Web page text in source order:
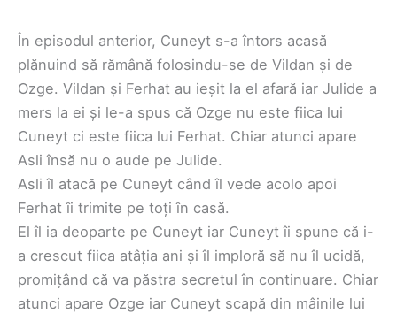
În episodul anterior, Cuneyt s-a întors acasă
plănuind să rămână folosindu-se de Vildan și de
Ozge. Vildan și Ferhat au ieșit la el afară iar Julide a
mers la ei și le-a spus că Ozge nu este fiica lui
Cuneyt ci este fiica lui Ferhat. Chiar atunci apare
Asli însă nu o aude pe Julide.
Asli îl atacă pe Cuneyt când îl vede acolo apoi
Ferhat îi trimite pe toți în casă.
El îl ia deoparte pe Cuneyt iar Cuneyt îi spune că i-
a crescut fiica atâția ani și îl imploră să nu îl ucidă,
promițând că va păstra secretul în continuare. Chiar
atunci apare Ozge iar Cuneyt scapă din mâinile lui